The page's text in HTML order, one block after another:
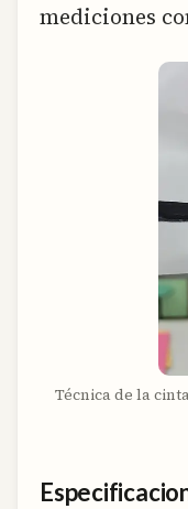
mediciones
Técnica de la